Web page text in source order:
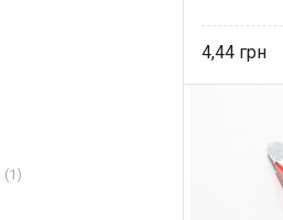
(1)
4,44